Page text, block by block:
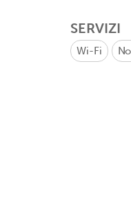
SERVIZI
Wi-Fi